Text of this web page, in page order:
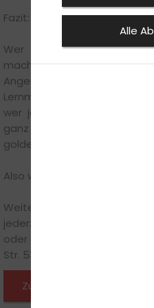
Fazit: Jetzt einsteigen und
Wer mit dem Gedanken
machen, sollte den
Angenehmes Wetter,
Lernmethoden machen
wer jetzt beginnt, hat gute
ganz offiziell am Steuer zu
goldenen Oktober zu
Also worauf wartest du noch
Weitere Hinweise zum
jederzeit gern persönlich
oder direkt in der
Str. 53, 32756 Detmold.
Zurück zu den News
Alle